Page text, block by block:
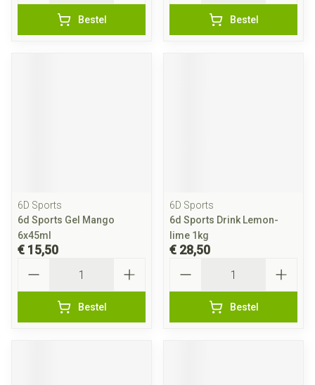
Bestel Bestel
6D Sports
6d Sports Gel Mango
6x45ml
€ 15,50
Bestel
6D Sports
6d Sports Drink Lemon-
lime 1kg
€ 28,50
Bestel